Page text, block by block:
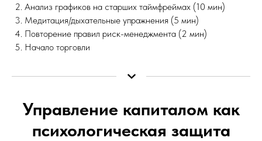
Анализ графиков на старших таймфреймах (10 мин)
Медитация/дыхательные упражнения (5 мин)
Повторение правил риск-менеджмента (2 мин)
Начало торговли
Управление капиталом как
психологическая защита